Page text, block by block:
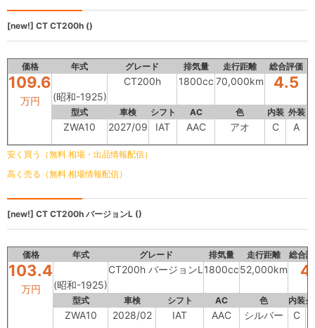
[new!] CT CT200h ()
価格 年式 グレード 排気量 走行距離 総合評価
109.6
万円 (昭和-1925)
CT200h 1800cc 70,000km 4.5
型式 車検 シフト AC 色 内装 外装
ZWA10 2027/09 IAT AAC アオ C A
安く買う（無料 相場・出品情報配信）
高く売る（無料 相場情報配信）
[new!] CT CT200h バージョンL ()
価格 年式 グレード 排気量 走行距離 総合
103.4
万円 (昭和-1925)
CT200h バージョンL 1800cc52,000km 4
型式 車検 シフト AC 色 内装
ZWA10 2028/02 IAT AAC シルバー C